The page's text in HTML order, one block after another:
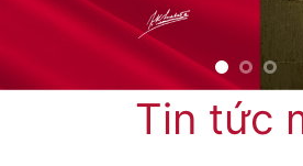
Tin tức